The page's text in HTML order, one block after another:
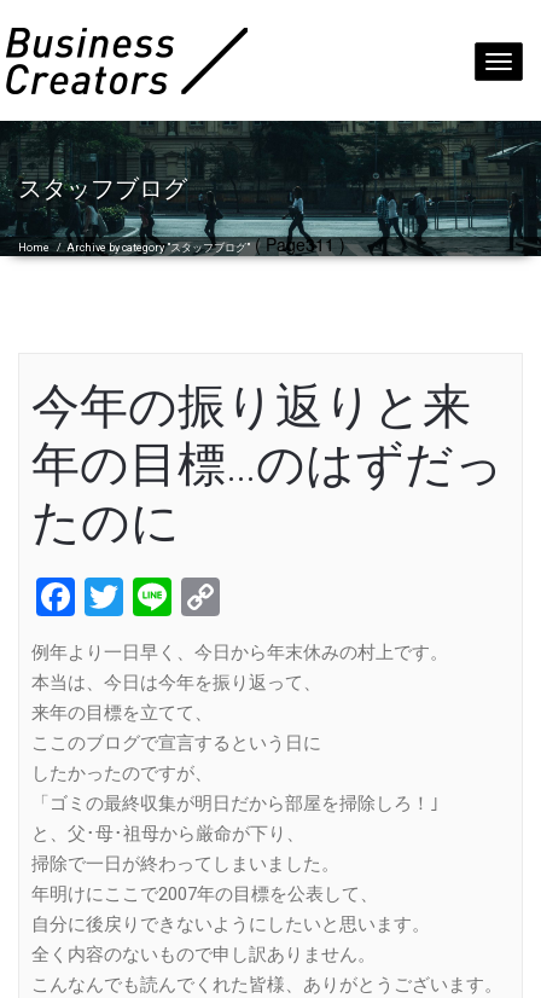
スタッフブログ
Home /Archive by category "スタッフブログ"( Page311 )
今年の振り返りと来
年の目標…のはずだっ
たのに
Facebook
Twitter
Line
Link
例年より一日早く、今日から年末休みの村上です。
本当は、今日は今年を振り返って、
来年の目標を立てて、
ここのブログで宣言するという日に
したかったのですが、
「ゴミの最終収集が明日だから部屋を掃除しろ！｣
と、父･母･祖母から厳命が下り、
掃除で一日が終わってしまいました。
年明けにここで2007年の目標を公表して、
自分に後戻りできないようにしたいと思います。
全く内容のないもので申し訳ありません。
こんなんでも読んでくれた皆様、ありがとうございます。